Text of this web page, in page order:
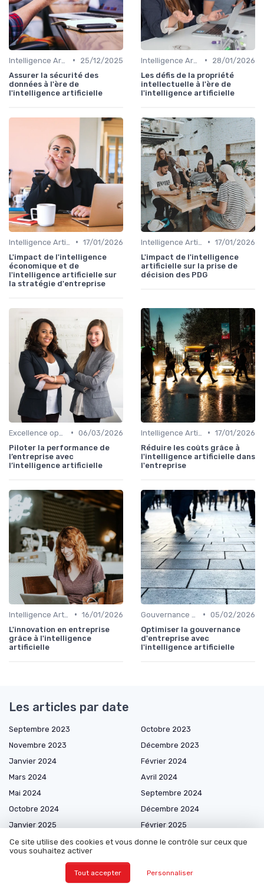
•
25/12/2025
Assurer la sécurité des
données à l'ère de
l'intelligence artificielle
•
28/01/2026
Les défis de la propriété
intellectuelle à l'ère de
l'intelligence artificielle
• 17/01/2026
L'impact de l'intelligence
économique et de
l'intelligence artificielle sur
la stratégie d'entreprise
• 17/01/2026
L'impact de l'intelligence
artificielle sur la prise de
décision des PDG
• 06/03/2026
Piloter la performance de
l’entreprise avec
l’intelligence artificielle
• 17/01/2026
Réduire les coûts grâce à
l'intelligence artificielle dans
l'entreprise
• 16/01/2026
L'innovation en entreprise
grâce à l'intelligence
artificielle
• 05/02/2026
Optimiser la gouvernance
d'entreprise avec
l'intelligence artificielle
Les articles par date
Septembre 2023
Octobre 2023
Novembre 2023
Décembre 2023
Janvier 2024
Février 2024
Mars 2024
Avril 2024
Mai 2024
Septembre 2024
Octobre 2024
Décembre 2024
Janvier 2025
Février 2025
Mars 2025
Avril 2025
Mai 2025
Août 2025
Ce site utilise des cookies et vous donne le contrôle sur ceux que
vous souhaitez activer
Tout accepter Personnaliser